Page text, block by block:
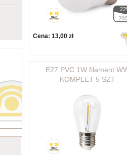
Cena: 13,00 zł
E27 PVC 1W filament
KOMPLET 5 SZT